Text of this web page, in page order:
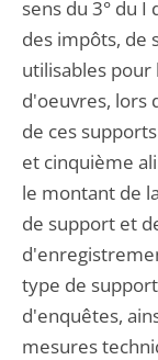
sens du 3° du
des impôts, de
utilisables pour
d'oeuvres, lors
de ces
et cinquième
le montant de
de support et
type de
d'enquêtes,
mesures